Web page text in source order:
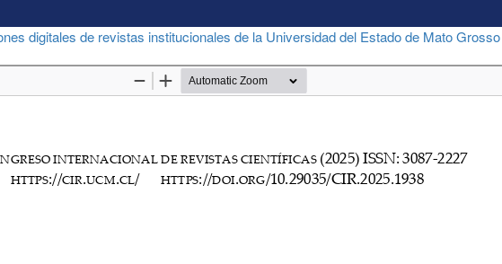
digitales de revistas institucionales de la Universidad del Estado de Mato